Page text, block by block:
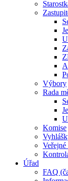
Výbory
Rada
Komise
Úřad
FAQ